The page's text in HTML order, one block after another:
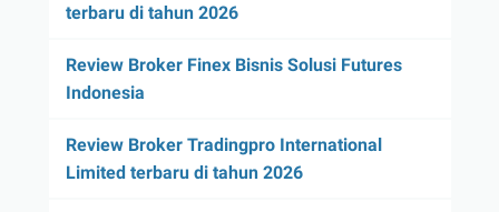
terbaru di tahun 2026
Review Broker Finex Bisnis Solusi Futures
Indonesia
Review Broker Tradingpro International
Limited terbaru di tahun 2026